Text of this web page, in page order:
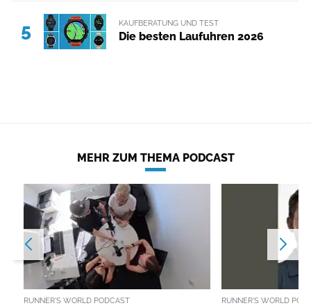
5 KAUFBERATUNG UND TEST
Die besten Laufuhren 2026
MEHR ZUM THEMA PODCAST
RUNNER'S WORLD PODCAST RUNNER'S WORLD